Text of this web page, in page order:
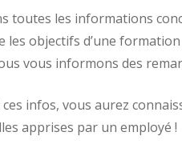
toutes les informations
les objectifs d’une
vous informons des
infos, vous aurez
apprises par un employé !